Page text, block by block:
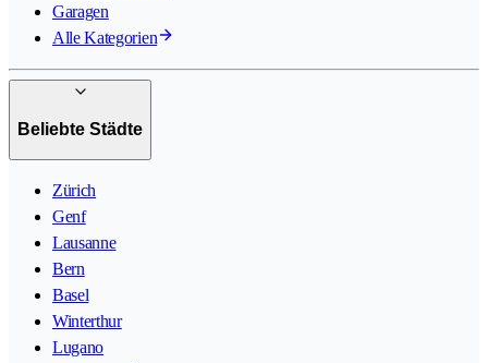
Garagen
Alle Kategorien
Beliebte Städte
Zürich
Genf
Lausanne
Bern
Basel
Winterthur
Lugano